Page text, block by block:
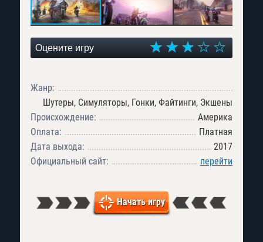
Оцените игру
Жанр:
Шутеры, Симуляторы, Гонки, Файтинги, Экшены
Происхождение:
Америка
Оплата:
Платная
Дата выхода:
2017
Официальный сайт:
перейти
Начать игру